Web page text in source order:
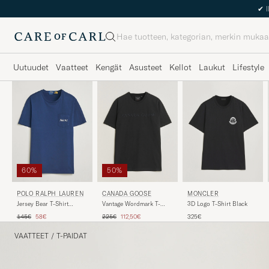
Haku
Uutuudet Vaatteet Kengät Asusteet Kellot Laukut Lifestyle
60%
POLO RALPH LAUREN
Jersey Bear T-Shirt
Tavallinen hinta
145€ Alennettu hinta
58€
50%
CANADA GOOSE
Vantage Wordmark T-
Tavallinen hinta
225€ Alennettu hinta
112,50€
MONCLER
3D Logo T-Shirt Black
325€
VAATTEET / T-PAIDAT